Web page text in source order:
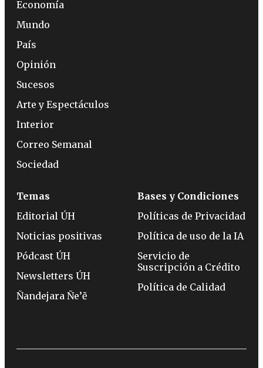
Economía
Mundo
País
Opinión
Sucesos
Arte y Espectáculos
Interior
Correo Semanal
Sociedad
Temas
Editorial ÚH
Noticias positivas
Pódcast ÚH
Newsletters ÚH
Ñandejara Ñe’ẽ
Bases y Condiciones
Políticas de Privacidad
Política de uso de la IA
Servicio de
Suscripción a Crédito
Política de Calidad